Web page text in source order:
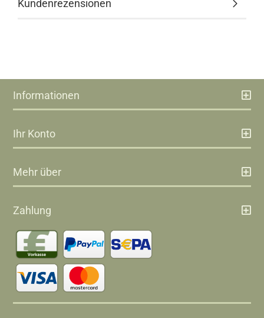
Kundenrezensionen
Informationen
Ihr Konto
Mehr über
Zahlung